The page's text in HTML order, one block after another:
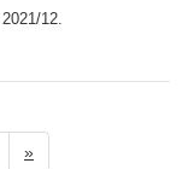
, 2021/12.
»